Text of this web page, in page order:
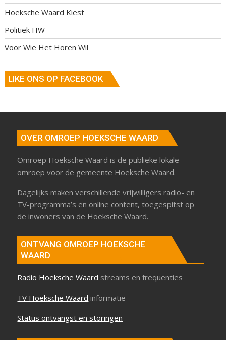
Hoeksche Waard Kiest
Politiek HW
Voor Wie Het Horen Wil
LIKE ONS OP FACEBOOK
OVER OMROEP HOEKSCHE WAARD
Omroep Hoeksche Waard is de publieke lokale
omroep voor de gemeente Hoeksche Waard.
Dagelijks maken verschillende vrijwilligers radio- en
TV-programma’s en online content, toegespitst op
de inwoners van de Hoeksche Waard.
ONTVANG OMROEP HOEKSCHE
WAARD
Radio Hoeksche Waard streams en frequenties
TV Hoeksche Waard informatie
Status ontvangst en storingen